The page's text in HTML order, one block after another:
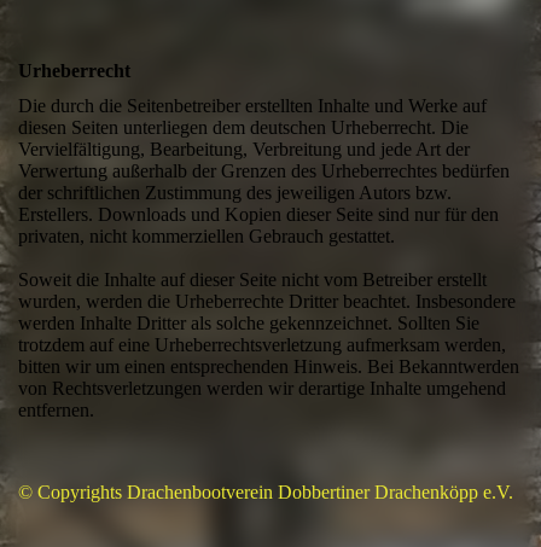
Urheberrecht
Die durch die Seitenbetreiber erstellten Inhalte und Werke auf
diesen Seiten unterliegen dem deutschen Urheberrecht. Die
Vervielfältigung, Bearbeitung, Verbreitung und jede Art der
Verwertung außerhalb der Grenzen des Urheberrechtes bedürfen
der schriftlichen Zustimmung des jeweiligen Autors bzw.
Erstellers. Downloads und Kopien dieser Seite sind nur für den
privaten, nicht kommerziellen Gebrauch gestattet.
Soweit die Inhalte auf dieser Seite nicht vom Betreiber erstellt
wurden, werden die Urheberrechte Dritter beachtet. Insbesondere
werden Inhalte Dritter als solche gekennzeichnet. Sollten Sie
trotzdem auf eine Urheberrechtsverletzung aufmerksam werden,
bitten wir um einen entsprechenden Hinweis. Bei Bekanntwerden
von Rechtsverletzungen werden wir derartige Inhalte umgehend
entfernen.
© Copyrights Drachenbootverein Dobbertiner Drachenköpp e.V.